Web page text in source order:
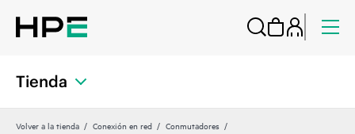
Tienda
Volver a la tienda Conexión en red
Conmutadores